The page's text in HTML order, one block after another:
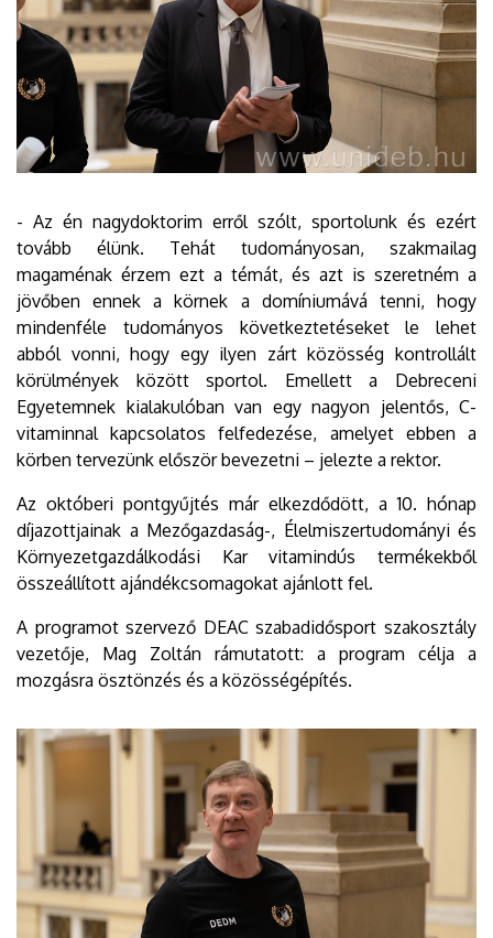
- Az én nagydoktorim erről szólt, sportolunk és ezért
tovább élünk. Tehát tudományosan, szakmailag
magaménak érzem ezt a témát, és azt is szeretném a
jövőben ennek a körnek a domíniumává tenni, hogy
mindenféle tudományos következtetéseket le lehet
abból vonni, hogy egy ilyen zárt közösség kontrollált
körülmények között sportol. Emellett a Debreceni
Egyetemnek kialakulóban van egy nagyon jelentős, C-
vitaminnal kapcsolatos felfedezése, amelyet ebben a
körben tervezünk először bevezetni – jelezte a rektor.
Az októberi pontgyűjtés már elkezdődött, a 10. hónap
díjazottjainak a Mezőgazdaság-, Élelmiszertudományi és
Környezetgazdálkodási Kar vitamindús termékekből
összeállított ajándékcsomagokat ajánlott fel.
A programot szervező DEAC szabadidősport szakosztály
vezetője, Mag Zoltán rámutatott: a program célja a
mozgásra ösztönzés és a közösségépítés.